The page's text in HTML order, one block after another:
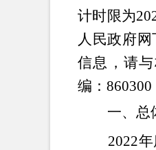
计时限为
人民政府网
信息，请
编：
一、 总
2022